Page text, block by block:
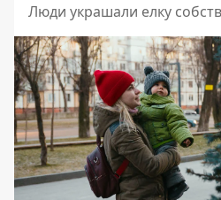
Люди украшали елку